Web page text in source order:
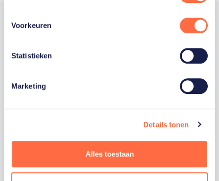
Voorkeuren
Statistieken
Marketing
Details tonen
Alles toestaan
Trotse hoofdsponsor
Staatsloterij is trotse hoofdsponsor van
sportiefste land van de wereld maken.